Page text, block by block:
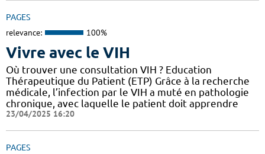
PAGES
relevance: 100%
Vivre avec le VIH
Où trouver une consultation VIH ? Education
Thérapeutique du Patient (ETP) Grâce à la recherche
médicale, l’infection par le VIH a muté en pathologie
chronique, avec laquelle le patient doit apprendre
23/04/2025 16:20
PAGES